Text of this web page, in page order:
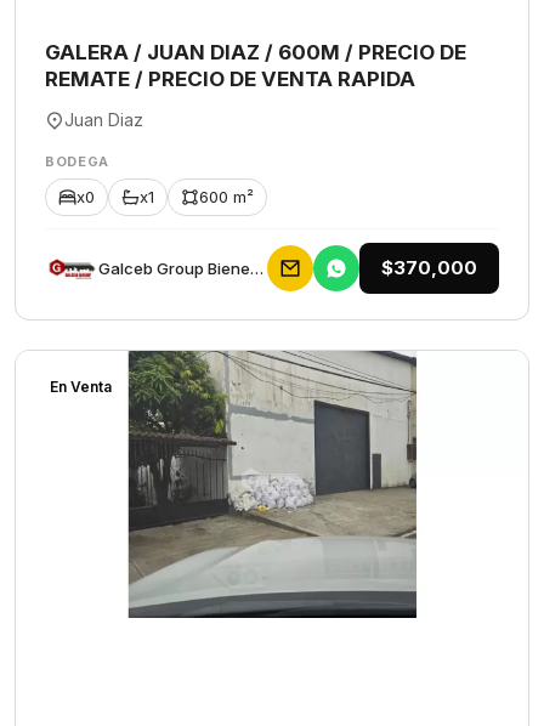
GALERA / JUAN DIAZ / 600M / PRECIO DE
REMATE / PRECIO DE VENTA RAPIDA
Juan Diaz
BODEGA
x0 x1 600 m²
Galceb Group Bienes Raices $370,000
En Venta